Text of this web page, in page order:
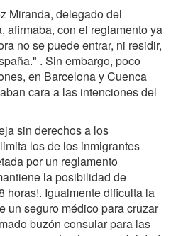
Miranda, delegado del
afirmaba, con el reglamento ya
no se puede entrar, ni residir,
. Sin embargo, poco
en Barcelona y Cuenca
cara a las intenciones del
sin derechos a los
los de los inmigrantes
por un reglamento
la posibilidad de
horas!. Igualmente dificulta la
un seguro médico para cruzar
buzón consular para las